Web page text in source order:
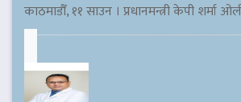
काठमाडौँ, ११ साउन । प्रधानमन्त्री केपी शर्मा